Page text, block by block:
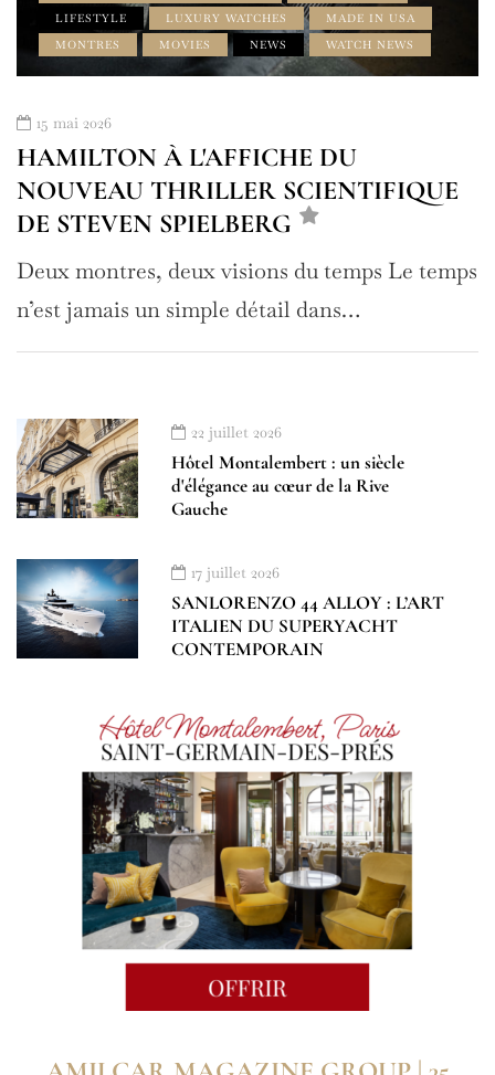
LIFESTYLE
LUXURY WATCHES
MADE IN USA
MONTRES
MOVIES NEWS WATCH NEWS
15 mai 2026
HAMILTON À L'AFFICHE DU
NOUVEAU THRILLER SCIENTIFIQUE
DE STEVEN SPIELBERG
Deux montres, deux visions du temps Le temps
n’est jamais un simple détail dans…
22 juillet 2026
Hôtel Montalembert : un siècle
d'élégance au cœur de la Rive
Gauche
17 juillet 2026
SANLORENZO 44 ALLOY : L’ART
ITALIEN DU SUPERYACHT
CONTEMPORAIN